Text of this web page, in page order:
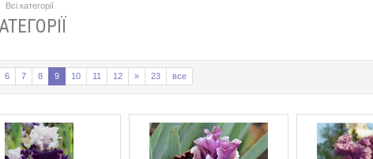
Всі категорії
6 7 8 9 10 11 12 » 23 все